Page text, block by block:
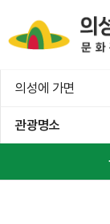
의성에 가면
관광명소